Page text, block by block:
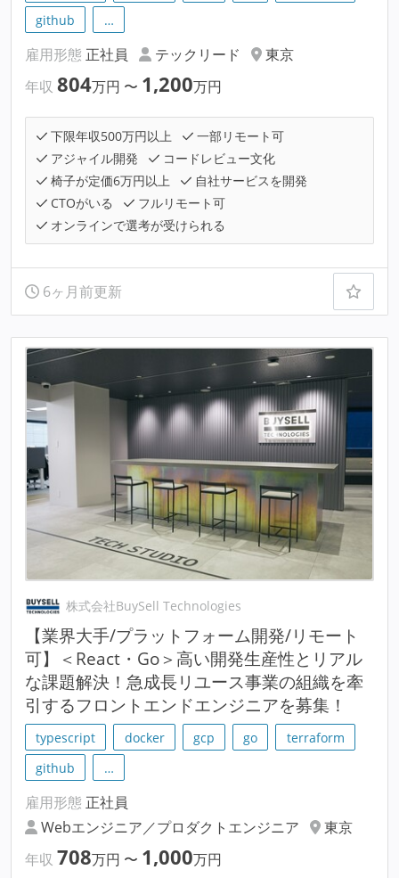
github
…
雇用形態 正社員 テックリード
東京
年収 804万円 〜 1,200万円
下限年収500万円以上
一部リモート可
アジャイル開発
コードレビュー文化
椅子が定価6万円以上
自社サービスを開発
CTOがいる
フルリモート可
オンラインで選考が受けられる
6ヶ月前更新
株式会社BuySell Technologies
【業界大手/プラットフォーム開発/リモート
可】＜React・Go＞高い開発生産性とリアル
な課題解決！急成長リユース事業の組織を牽
引するフロントエンドエンジニアを募集！
typescript docker gcp go
terraform
github
…
雇用形態 正社員
Webエンジニア／プロダクトエンジニア
東京
年収 708万円 〜 1,000万円